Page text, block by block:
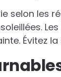
selon les
Évitez